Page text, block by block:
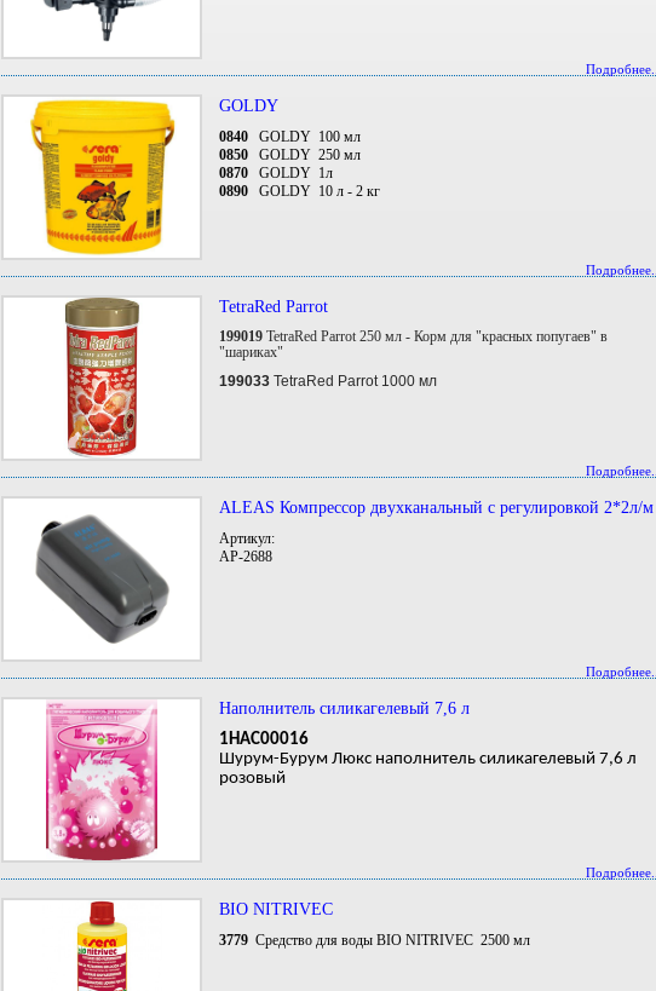
Подробнее...
GOLDY
0840 GOLDY 100 мл
0850
GOLDY 250 мл
0870
GOLDY 1л
0890
GOLDY 10 л - 2 кг
Подробнее...
TetraRed Parrot
199019 TetraRed Parrot 250 мл - Корм для "красных попугаев" в
"шариках"
199033 TetraRed Parrot 1000 мл
Подробнее...
ALEAS Компрессор двухканальный с регулировкой 2*2л/м
Артикул:
AP-2688
Подробнее...
Наполнитель силикагелевый 7,6 л
1HAC00016
Шурум-Бурум Люкс наполнитель силикагелевый 7,6 л
розовый
Подробнее...
BIO NITRIVEC
3779 Средство для воды BIO NITRIVEC 2500 мл